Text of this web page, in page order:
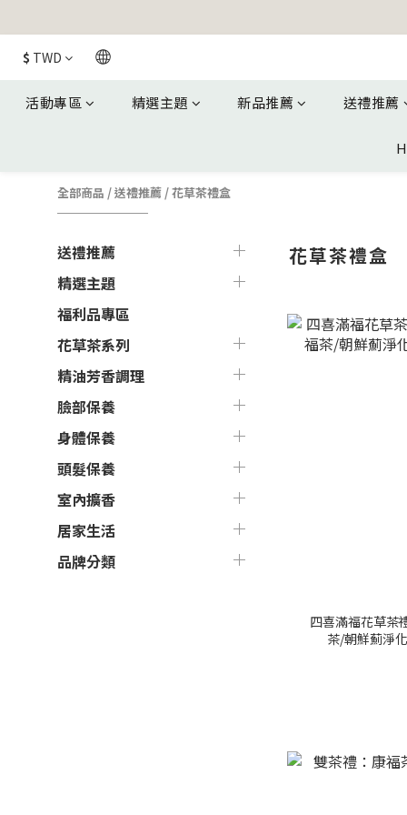
$ TWD
活動專區 精選主題 新品推薦 送禮推薦
全部商品 /送禮推薦 /花草茶禮盒
送禮推薦
精選主題
福利品專區
花草茶系列
精油芳香調理
臉部保養
身體保養
頭髮保養
室內擴香
居家生活
品牌分類
花草茶禮盒
四喜滿福花草茶
茶/朝鮮薊淨